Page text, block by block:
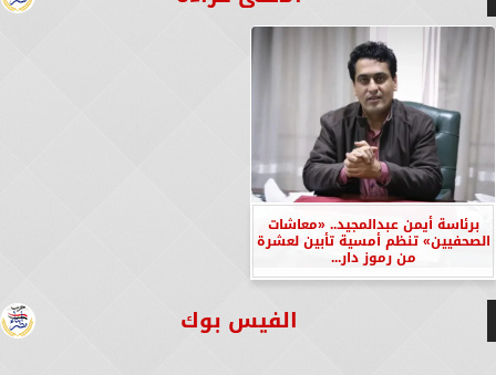
برئاسة أيمن عبدالمجيد.. «معاشات
الصحفيين» تنظم أمسية تأبين لعشرة
من رموز دار...
الفيس بوك